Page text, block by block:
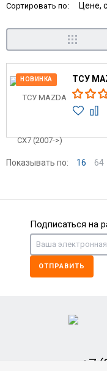
Сортировать по:
НОВИНКА ТСУ
Показывать по: 16 64
Подписаться на
ОТПРАВИТЬ
+7